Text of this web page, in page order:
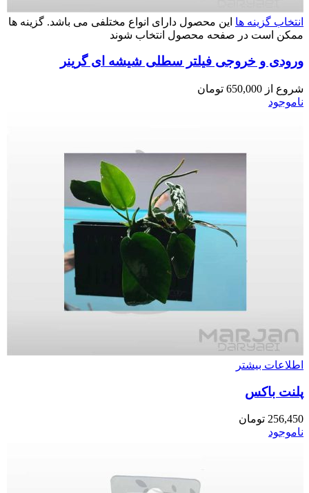
انتخاب گزینه ها این محصول دارای انواع مختلفی می باشد. گزینه ها
ممکن است در صفحه محصول انتخاب شوند
ورودی و خروجی فیلتر سطلی شیشه ای گرینر
شروع از 650,000 تومان
ناموجود
اطلاعات بیشتر
پلنت باکس
256,450 تومان
ناموجود